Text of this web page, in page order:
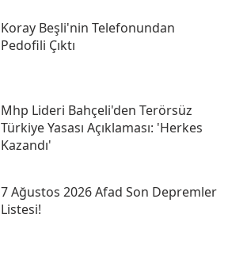
Koray Beşli'nin Telefonundan
Pedofili Çıktı
Mhp Lideri Bahçeli'den Terörsüz
Türkiye Yasası Açıklaması: 'herkes
Kazandı'
7 Ağustos 2026 Afad Son Depremler
Listesi!